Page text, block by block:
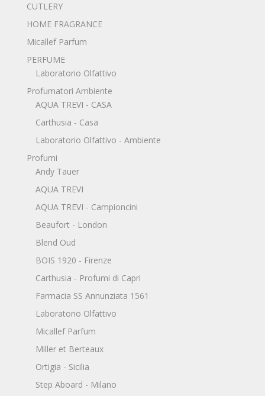
CUTLERY
HOME FRAGRANCE
Micallef Parfum
PERFUME
Laboratorio Olfattivo
Profumatori Ambiente
AQUA TREVI - CASA
Carthusia - Casa
Laboratorio Olfattivo - Ambiente
Profumi
Andy Tauer
AQUA TREVI
AQUA TREVI - Campioncini
Beaufort - London
Blend Oud
BOIS 1920 - Firenze
Carthusia - Profumi di Capri
Farmacia SS Annunziata 1561
Laboratorio Olfattivo
Micallef Parfum
Miller et Berteaux
Ortigia - Sicilia
Step Aboard - Milano